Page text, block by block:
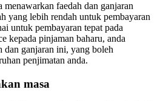
menawarkan faedah dan ganjaran
yang lebih rendah untuk pembayaran
untuk pembayaran tepat pada
kepada pinjaman baharu, anda
dan ganjaran ini, yang boleh
penjimatan anda.
masa